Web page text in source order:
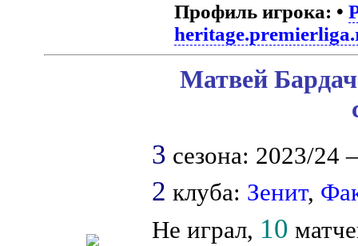
Профиль игрока: •
Матвей
3 сезона: 2023/24
2 клуба: Зенит,
Не играл, 10